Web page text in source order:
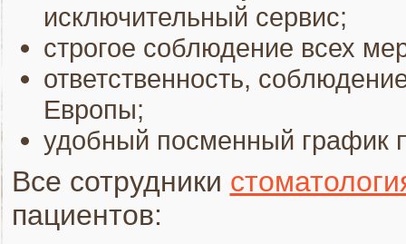
исключительный сервис;
строгое соблюдение всех
ответственность,
Европы;
удобный посменный график
Все сотрудники
пациентов: